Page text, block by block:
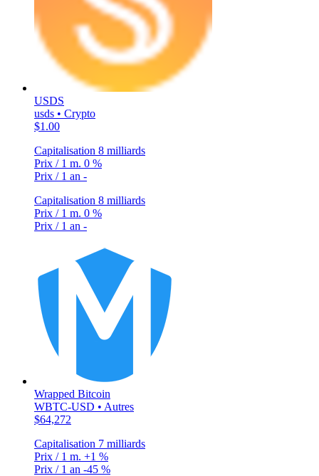
USDS
usds • Crypto
$1.00
Capitalisation 8 milliards
Prix / 1 m. 0 %
Prix / 1 an -
Capitalisation 8 milliards
Prix / 1 m. 0 %
Prix / 1 an -
Wrapped Bitcoin
WBTC-USD • Autres
$64,272
Capitalisation 7 milliards
Prix / 1 m. +1 %
Prix / 1 an -45 %